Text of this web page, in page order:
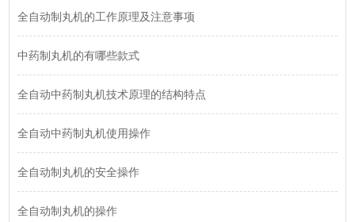
全自动制丸机的工作原理及注意事项
中药制丸机的有哪些款式
全自动中药制丸机技术原理的结构特点
全自动中药制丸机使用操作
全自动制丸机的安全操作
全自动制丸机的操作